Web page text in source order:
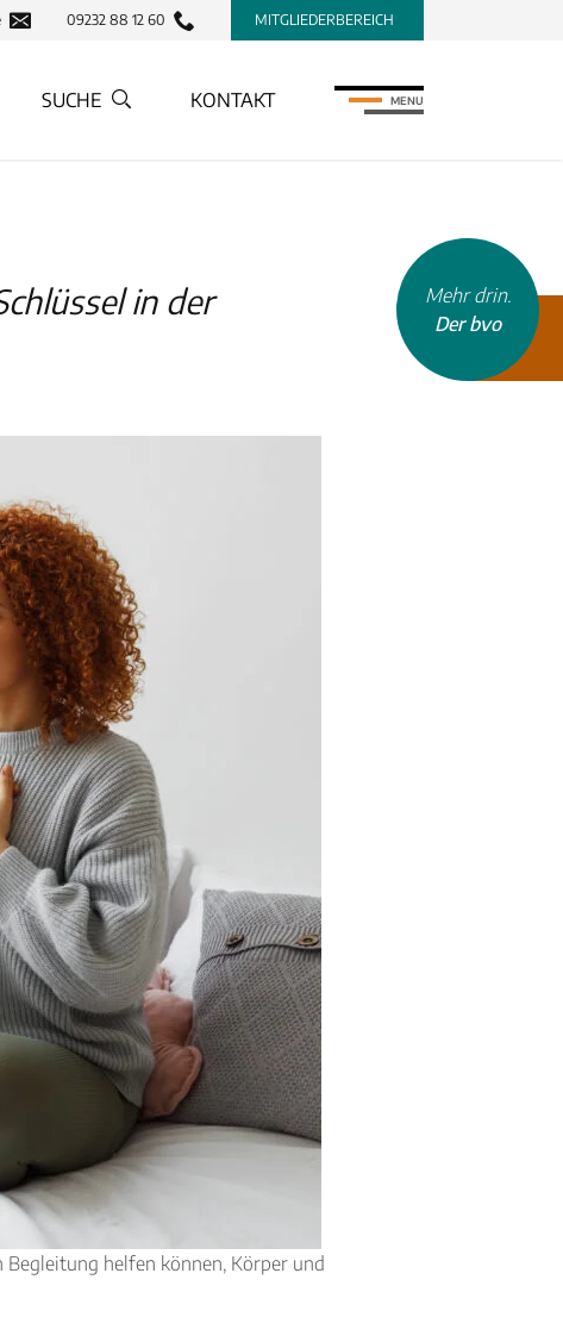
09232 88 12 60 MITGLIEDERBEREICH
SUCHE KONTAKT MENU
in der
helfen können, Körper und
Mehr drin.
Der bvo
INHALTSTYP
Therapeuten
Schulen
Krankenkassen
Neuigkeiten
Kleinanzeigen
Veranstaltungen
Inhaltsseiten